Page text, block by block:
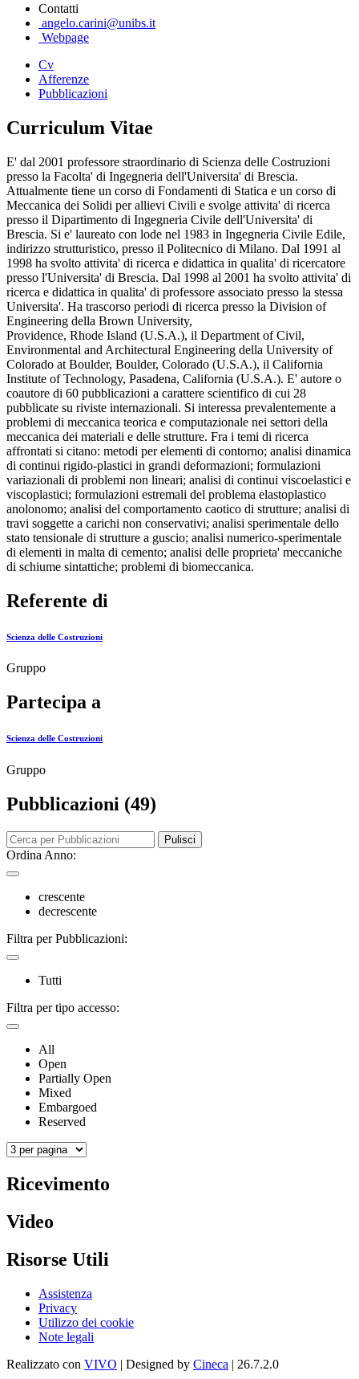
Contatti
angelo.carini@unibs.it
Webpage
Cv
Afferenze
Pubblicazioni
Curriculum Vitae
E' dal 2001 professore straordinario di Scienza delle Costruzioni
presso la Facolta' di Ingegneria dell'Universita' di Brescia.
Attualmente tiene un corso di Fondamenti di Statica e un corso di
Meccanica dei Solidi per allievi Civili e svolge attivita' di ricerca
presso il Dipartimento di Ingegneria Civile dell'Universita' di
Brescia. Si e' laureato con lode nel 1983 in Ingegneria Civile Edile,
indirizzo strutturistico, presso il Politecnico di Milano. Dal 1991 al
1998 ha svolto attivita' di ricerca e didattica in qualita' di ricercatore
presso l'Universita' di Brescia. Dal 1998 al 2001 ha svolto attivita' di
ricerca e didattica in qualita' di professore associato presso la stessa
Universita'. Ha trascorso periodi di ricerca presso la Division of
Engineering della Brown University,
Providence, Rhode Island (U.S.A.), il Department of Civil,
Environmental and Architectural Engineering della University of
Colorado at Boulder, Boulder, Colorado (U.S.A.), il California
Institute of Technology, Pasadena, California (U.S.A.). E' autore o
coautore di 60 pubblicazioni a carattere scientifico di cui 28
pubblicate su riviste internazionali. Si interessa prevalentemente a
problemi di meccanica teorica e computazionale nei settori della
meccanica dei materiali e delle strutture. Fra i temi di ricerca
affrontati si citano: metodi per elementi di contorno; analisi dinamica
di continui rigido-plastici in grandi deformazioni; formulazioni
variazionali di problemi non lineari; analisi di continui viscoelastici e
viscoplastici; formulazioni estremali del problema elastoplastico
anolonomo; analisi del comportamento caotico di strutture; analisi di
travi soggette a carichi non conservativi; analisi sperimentale dello
stato tensionale di strutture a guscio; analisi numerico-sperimentale
di elementi in malta di cemento; analisi delle proprieta' meccaniche
di schiume sintattiche; problemi di biomeccanica.
Referente di
Scienza delle Costruzioni
Gruppo
Partecipa a
Scienza delle Costruzioni
Gruppo
Pubblicazioni (49)
Pulisci
Ordina Anno:
crescente
decrescente
Filtra per Pubblicazioni:
Tutti
Filtra per tipo accesso:
All
Open
Partially Open
Mixed
Embargoed
Reserved
Ricevimento
Video
Risorse Utili
Assistenza
Privacy
Utilizzo dei cookie
Note legali
Realizzato con VIVO | Designed by Cineca | 26.7.2.0